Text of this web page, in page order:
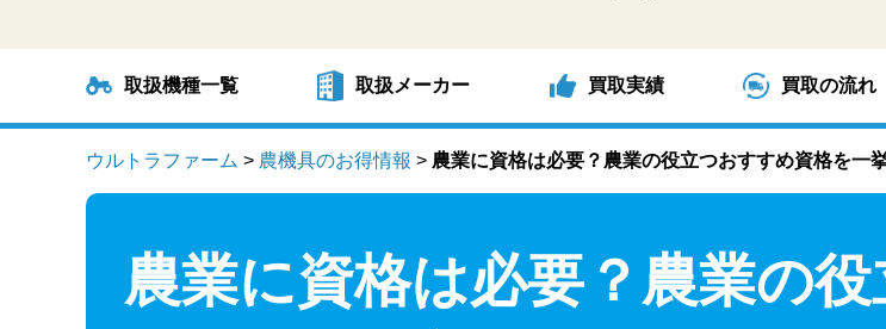
取扱機種一覧 取扱メーカー 買取実績 買取の流れ
ウルトラファーム > 農機具のお得情報 > 農業に資格は必要？農業の役立つおすすめ資格を一
農業に資格は必要？農業の